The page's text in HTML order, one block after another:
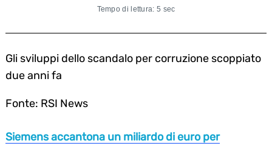
Tempo di lettura: 5 sec
Gli sviluppi dello scandalo per corruzione scoppiato
due anni fa
Fonte: RSI News
Siemens accantona un miliardo di euro per